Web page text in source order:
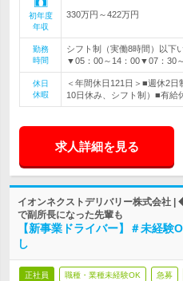
初年度
年収
330万円～422万円
勤務
時間
シフト制（実働8時間）以
▼05：00～14：00▼07：30
休日
休暇
＜年間休日121日＞■週休2
10日休み、シフト制）■有給
求人詳細を見る
イオンネクストデリバリー株式会社
で副所長になった先輩も
【新事業ドライバー】＃未経
し
正社員 職種・業種未経験OK 急募